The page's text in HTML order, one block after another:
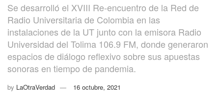
Se desarrolló el XVIII Re-encuentro de la Red de
Radio Universitaria de Colombia en las
instalaciones de la UT junto con la emisora Radio
Universidad del Tolima 106.9 FM, donde generaron
espacios de diálogo reflexivo sobre sus apuestas
sonoras en tiempo de pandemia.
by LaOtraVerdad 16 octubre, 2021